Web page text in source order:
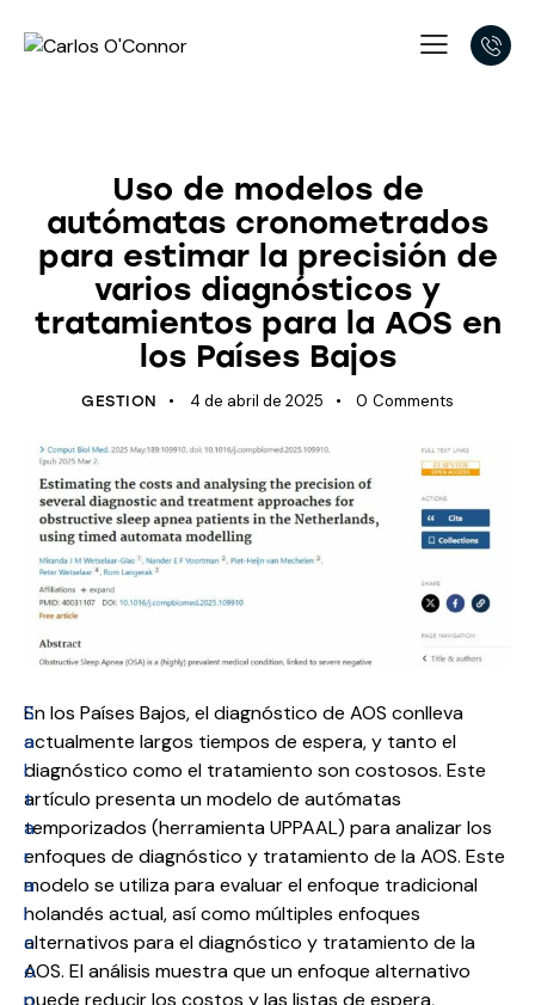
Uso de modelos de
autómatas cronometrados
para estimar la precisión de
varios diagnósticos y
tratamientos para la AOS en
los Países Bajos
GESTION 4 de abril de 2025 0 Comments
S
a
l
t
a
r
a
l
c
o
n
En los Países Bajos, el diagnóstico de AOS conlleva
actualmente largos tiempos de espera, y tanto el
diagnóstico como el tratamiento son costosos. Este
artículo presenta un modelo de autómatas
temporizados (herramienta UPPAAL) para analizar los
enfoques de diagnóstico y tratamiento de la AOS. Este
modelo se utiliza para evaluar el enfoque tradicional
holandés actual, así como múltiples enfoques
alternativos para el diagnóstico y tratamiento de la
AOS. El análisis muestra que un enfoque alternativo
puede reducir los costos y las listas de espera,